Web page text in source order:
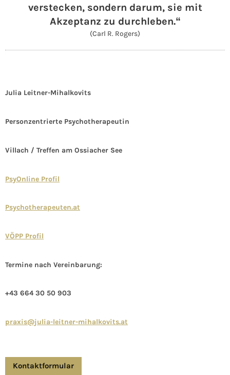
verstecken, sondern darum, sie mit
Akzeptanz zu durchleben.“
(Carl R. Rogers)
Julia Leitner-Mihalkovits
Personzentrierte Psychotherapeutin
Villach / Treffen am Ossiacher See
PsyOnline Profil
Psychotherapeuten.at
VÖPP Profil
Termine nach Vereinbarung:
+43 664 30 50 903
praxis@julia-leitner-mihalkovits.at
Kontaktformular